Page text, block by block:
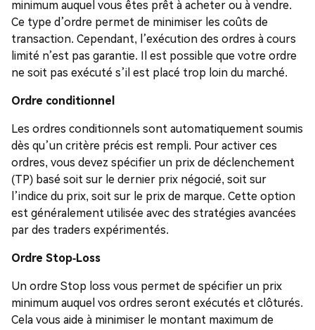
minimum auquel vous êtes prêt à acheter ou à vendre.
Ce type d’ordre permet de minimiser les coûts de
transaction. Cependant, l’exécution des ordres à cours
limité n’est pas garantie. Il est possible que votre ordre
ne soit pas exécuté s’il est placé trop loin du marché.
Ordre conditionnel
Les ordres conditionnels sont automatiquement soumis
dès qu’un critère précis est rempli. Pour activer ces
ordres, vous devez spécifier un prix de déclenchement
(TP) basé soit sur le dernier prix négocié, soit sur
l’indice du prix, soit sur le prix de marque. Cette option
est généralement utilisée avec des stratégies avancées
par des traders expérimentés.
Ordre Stop-Loss
Un ordre Stop loss vous permet de spécifier un prix
minimum auquel vos ordres seront exécutés et clôturés.
Cela vous aide à minimiser le montant maximum de